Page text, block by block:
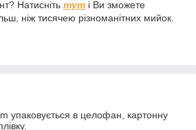
Натисніть тут і Ви зможете
ніж тисячею різноманітних мийок.
упаковується в целофан, картонну